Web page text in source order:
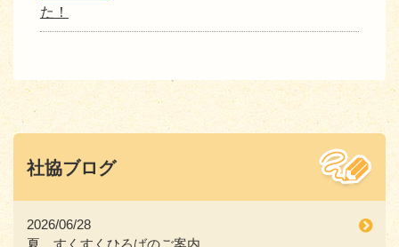
た！
社協ブログ
2026/06/28